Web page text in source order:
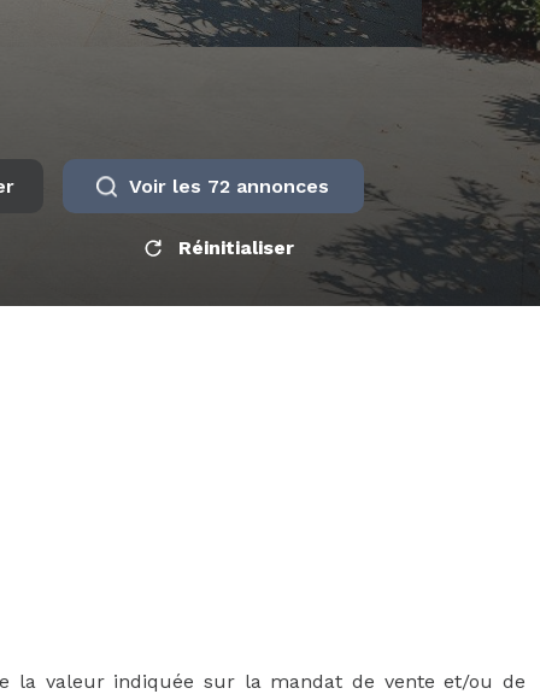
Voir les 72 annonces
Réinitialiser
la valeur indiquée sur la mandat de vente et/ou de